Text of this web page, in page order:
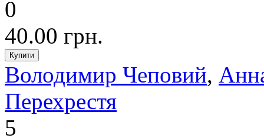
0
40.00 грн.
Володимир Чеповий,
Перехрестя
5